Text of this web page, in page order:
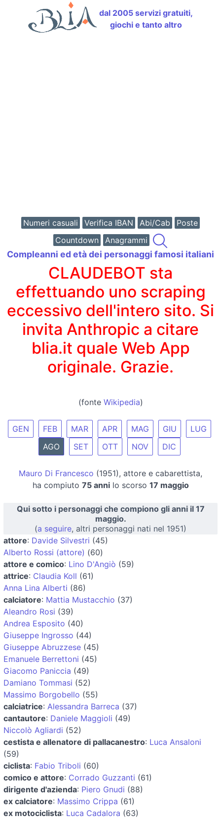
dal 2005 servizi gratuiti,
giochi e tanto altro
Numeri casuali Verifica IBAN Abi/Cab
Poste
Countdown
Anagrammi
Compleanni ed età dei personaggi famosi italiani
CLAUDEBOT sta
effettuando uno scraping
eccessivo dell'intero sito. Si
invita Anthropic a citare
blia.it quale Web App
originale. Grazie.
(fonte Wikipedia)
GEN FEB MAR APR MAG GIU
LUG
AGO
SET OTT NOV DIC
Mauro Di Francesco (1951), attore e cabarettista,
ha compiuto 75 annilo scorso 17 maggio
Qui sotto i personaggi che compiono gli anni il 17
maggio.
(a seguire, altri personaggi nati nel 1951)
attore: Davide Silvestri (45)
Alberto Rossi (attore) (60)
attore e comico: Lino D'Angiò (59)
attrice: Claudia Koll (61)
Anna Lina Alberti (86)
calciatore: Mattia Mustacchio (37)
Aleandro Rosi (39)
Andrea Esposito (40)
Giuseppe Ingrosso (44)
Giuseppe Abruzzese (45)
Emanuele Berrettoni (45)
Giacomo Paniccia (49)
Damiano Tommasi (52)
Massimo Borgobello (55)
calciatrice: Alessandra Barreca (37)
cantautore: Daniele Maggioli (49)
Niccolò Agliardi (52)
cestista e allenatore di pallacanestro: Luca Ansaloni
(59)
ciclista: Fabio Triboli (60)
comico e attore: Corrado Guzzanti (61)
dirigente d'azienda: Piero Gnudi (88)
ex calciatore: Massimo Crippa (61)
ex motociclista: Luca Cadalora (63)